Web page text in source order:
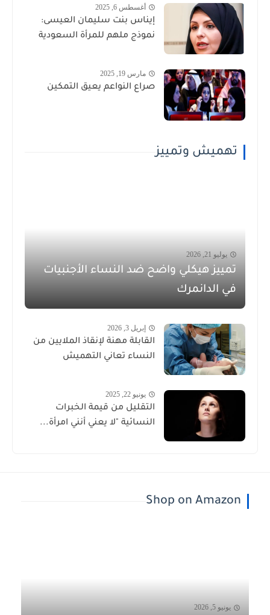
أغسطس 6, 2025
إيناس بنت سليمان العيسى:
نموذج ملهم للمرأة السعودية
مارس 19, 2025
صراع النواعم يعيق التمكين
تهميش وتمييز
يوليو 21, 2026
تمييز هيكلي واضح ضد النساء الأجنبيات
في الدانمرك
إبريل 3, 2026
القابلة مهنة لإنقاذ الملايين من
النساء تعاني التهميش
يونيو 22, 2025
التقليل من قيمة الخبرات
النسائية "لا يعني أنني امرأة...
Shop on Amazon
يونيو 5, 2026